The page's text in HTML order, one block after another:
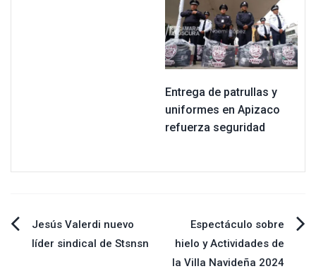
Entrega de patrullas y
uniformes en Apizaco
refuerza seguridad
Navegación
Jesús Valerdi nuevo
líder sindical de Stsnsn
Espectáculo sobre
hielo y Actividades de
la Villa Navideña 2024